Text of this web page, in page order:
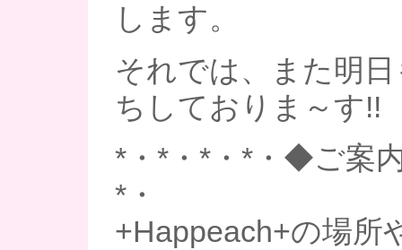
します。
それでは、また明
ちしておりま～す!!
*・*・*・*・◆ご案
*・
+Happeach+の場所